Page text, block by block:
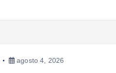
agosto 4, 2026